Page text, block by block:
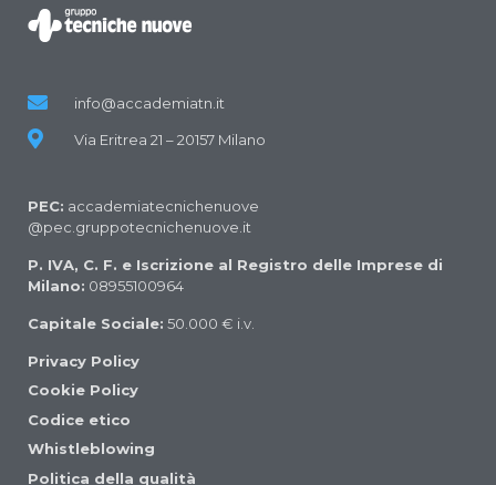
info@accademiatn.it
Via Eritrea 21 – 20157 Milano
PEC: accademiatecnichenuove
@pec.gruppotecnichenuove.it
P. IVA, C. F. e Iscrizione al Registro delle Imprese di
Milano: 08955100964
Capitale Sociale: 50.000 € i.v.
Privacy Policy
Cookie Policy
Codice etico
Whistleblowing
Politica della qualità